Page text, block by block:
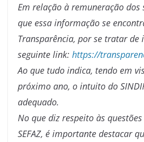
Em relação à remuneração
que essa informação se
Transparência, por se tratar
seguinte link: https://
Ao que tudo indica, tendo em
próximo ano, o intuito do
adequado.
No que diz respeito às
SEFAZ, é importante destacar